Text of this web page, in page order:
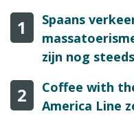
1
Spaans
zijn nog
2
Coffee with
America Line